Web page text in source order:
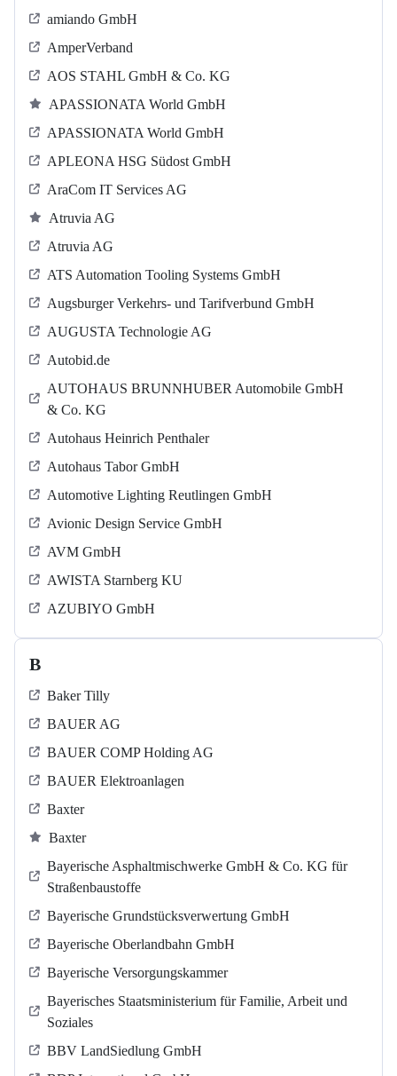
amiando GmbH
AmperVerband
AOS STAHL GmbH & Co. KG
APASSIONATA World GmbH
APASSIONATA World GmbH
APLEONA HSG Südost GmbH
AraCom IT Services AG
Atruvia AG
Atruvia AG
ATS Automation Tooling Systems GmbH
Augsburger Verkehrs- und Tarifverbund GmbH
AUGUSTA Technologie AG
Autobid.de
AUTOHAUS BRUNNHUBER Automobile GmbH
& Co. KG
Autohaus Heinrich Penthaler
Autohaus Tabor GmbH
Automotive Lighting Reutlingen GmbH
Avionic Design Service GmbH
AVM GmbH
AWISTA Starnberg KU
AZUBIYO GmbH
B
Baker Tilly
BAUER AG
BAUER COMP Holding AG
BAUER Elektroanlagen
Baxter
Baxter
Bayerische Asphaltmischwerke GmbH & Co. KG für
Straßenbaustoffe
Bayerische Grundstücksverwertung GmbH
Bayerische Oberlandbahn GmbH
Bayerische Versorgungskammer
Bayerisches Staatsministerium für Familie, Arbeit und
Soziales
BBV LandSiedlung GmbH